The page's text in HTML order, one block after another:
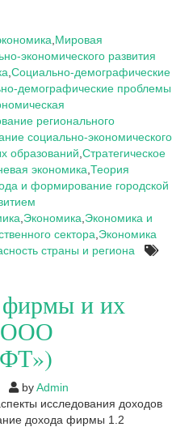
Мировая
экономического развития
Социально-демографические
демографические проблемы
регионального
социально-экономического
образований Стратегическое
экономика Теория
и формирование городской
Экономика Экономика и
сектора Экономика
страны и региона
фирмы и их
ООО
byAdmin
исследования доходов
дохода фирмы 1.2